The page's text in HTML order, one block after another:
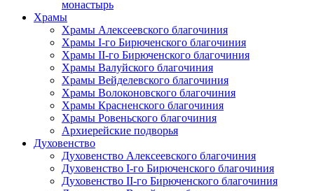
монастырь
Храмы
Храмы Алексеевского благочиния
Храмы I-го Бирюченского благочиния
Храмы II-го Бирюченского благочиния
Храмы Валуйского благочиния
Храмы Вейделевского благочиния
Храмы Волоконовского благочиния
Храмы Красненского благочиния
Храмы Ровеньского благочиния
Архиерейские подворья
Духовенство
Духовенство Алексеевского благочиния
Духовенство I-го Бирюченского благочиния
Духовенство II-го Бирюченского благочиния